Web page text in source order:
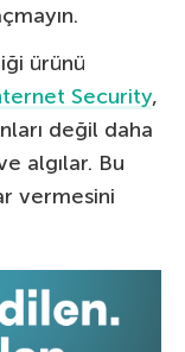
ürünü
Security,
değil daha
algılar. Bu
vermesini